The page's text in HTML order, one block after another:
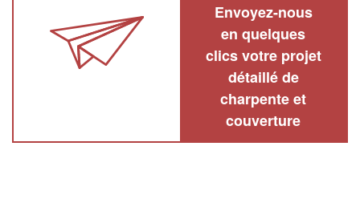
Envoyez-nous
en quelques
clics votre projet
détaillé de
charpente et
couverture